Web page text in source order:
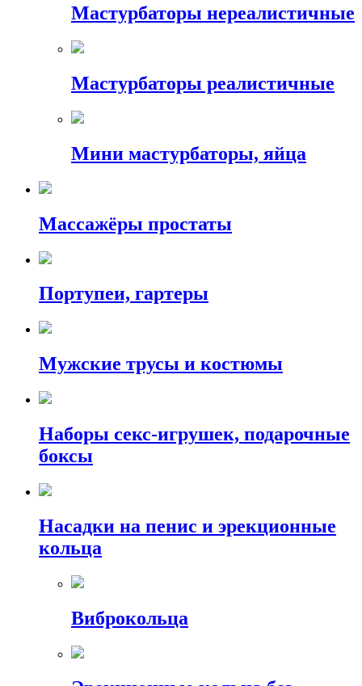
Мастурбаторы нереалистичные
Мастурбаторы реалистичные
Мини мастурбаторы, яйца
Массажёры простаты
Портупеи, гартеры
Мужские трусы и костюмы
Наборы секс-игрушек, подарочные
боксы
Насадки на пенис и эрекционные
кольца
Виброкольца